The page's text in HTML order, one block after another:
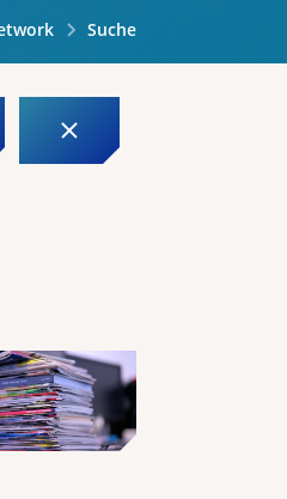
Suche